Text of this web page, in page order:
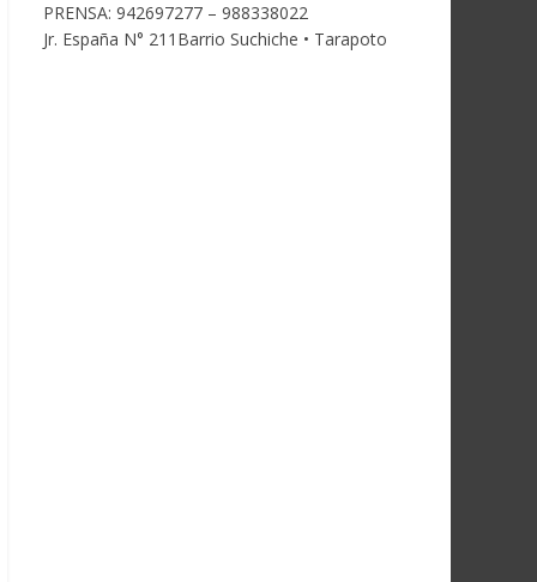
PRENSA: 942697277 – 988338022
Jr. España N° 211Barrio Suchiche • Tarapoto